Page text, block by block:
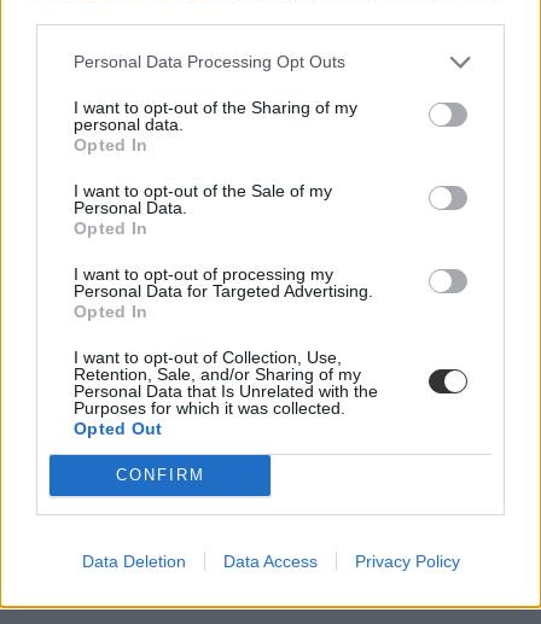
Personal Data Processing Opt Outs
I want to opt-out of the Sharing of my
personal data.
Opted In
I want to opt-out of the Sale of my
Personal Data.
Opted In
I want to opt-out of processing my
Personal Data for Targeted Advertising.
Opted In
I want to opt-out of Collection, Use,
Retention, Sale, and/or Sharing of my
Personal Data that Is Unrelated with the
Purposes for which it was collected.
Opted Out
CONFIRM
Data Deletion Data Access Privacy Policy
Megvan, hol lesz az EFOTT 2016-ban
Jövőre ismét Velencén lesz az EFOTT július 12-17. között. A
házigazda szerepét pedig két egyetem is magára vállalta.
Felsőoktatás